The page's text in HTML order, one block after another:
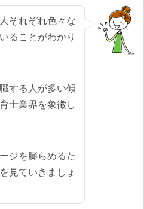
それぞれ色々な
ることがわかり
する人が多い傾
士業界を象徴し
ジを膨らめるた
見ていきましょ